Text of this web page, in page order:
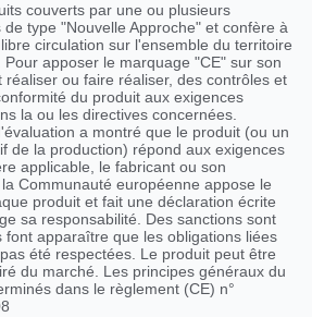
couverts par une ou plusieurs
type "Nouvelle Approche" et confère à
circulation sur l'ensemble du territoire
apposer le marquage "CE" sur son
réaliser ou faire réaliser, des contrôles et
du produit aux exigences
la ou les directives concernées.
a montré que le produit (ou un
de la production) répond aux exigences
applicable, le fabricant ou son
Communauté européenne appose le
produit et fait une déclaration écrite
sa responsabilité. Des sanctions sont
font apparaître que les obligations liées
été respectées. Le produit peut être
du marché. Les principes généraux du
dans le règlement (CE) n°